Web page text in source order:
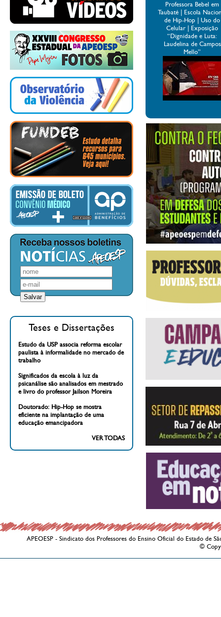
Teses e Dissertações
Estudo da USP associa reforma escolar
paulista à informalidade no mercado de
trabalho
Significados da escola à luz da
psicanálise são analisados em mestrado
e livro do professor Jailson Moreira
Doutorado: Hip-Hop se mostra
eficiente na implantação de uma
educação emancipadora
VER TODAS
Professora Bebel em
Taubaté | Escola
de Hip-Hop | Uso do
Celular | Exposição
“Dignidade e Luta:
Laudelina de Campos
Mello”
APEOESP - Sindicato dos Professores do Ensino Oficial do Estado de
©